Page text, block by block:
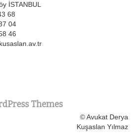
İSTANBUL
68
04
46
Themes
© Avukat Derya
Kuşaslan Yılmaz